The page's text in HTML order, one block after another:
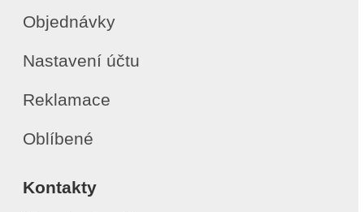
Objednávky
Nastavení účtu
Reklamace
Oblíbené
Kontakty